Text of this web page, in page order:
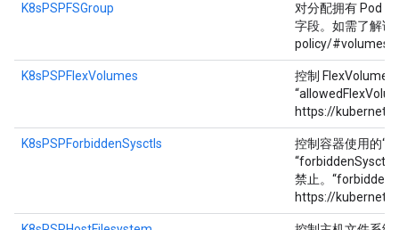
K8sPSPFSGroup
对分配拥有 Pod
字段。如需了解
policy/#volumes-
K8sPSPFlexVolumes
控制 FlexVolume
https://
K8sPSPForbiddenSysctls
控制容器使用的
禁止。
https://